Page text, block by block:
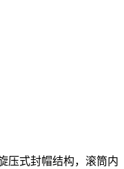
压式封帽结构，滚筒内